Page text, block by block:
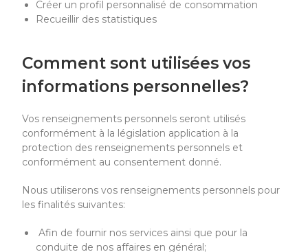
Créer un profil personnalisé de consommation
Recueillir des statistiques
Comment sont utilisées vos
informations personnelles?
Vos renseignements personnels seront utilisés
conformément à la législation application à la
protection des renseignements personnels et
conformément au consentement donné.
Nous utiliserons vos renseignements personnels pour
les finalités suivantes:
Afin de fournir nos services ainsi que pour la
conduite de nos affaires en général;